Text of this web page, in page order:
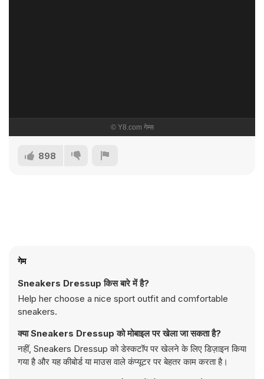
898
गेम
Sneakers Dressup किस बारे में है?
Help her choose a nice sport outfit and comfortable
sneakers.
क्या Sneakers Dressup को मोबाइल पर खेला जा सकता है?
नहीं, Sneakers Dressup को डेस्कटॉप पर खेलने के लिए डिज़ाइन किया
गया है और यह कीबोर्ड या माउस वाले कंप्यूटर पर बेहतर काम करता है।